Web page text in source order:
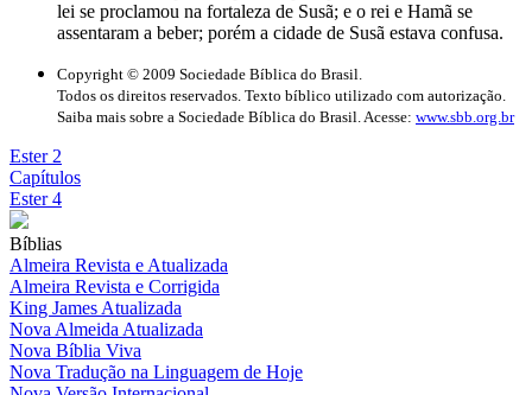
lei se proclamou na fortaleza de Susã; e o rei e Hamã se
assentaram a beber; porém a cidade de Susã estava confusa.
Copyright © 2009 Sociedade Bíblica do Brasil.
Todos os direitos reservados. Texto bíblico utilizado com autorização.
Saiba mais sobre a Sociedade Bíblica do Brasil. Acesse: www.sbb.org.br
Ester 2
Capítulos
Ester 4
Bíblias
Almeira Revista e Atualizada
Almeira Revista e Corrigida
King James Atualizada
Nova Almeida Atualizada
Nova Bíblia Viva
Nova Tradução na Linguagem de Hoje